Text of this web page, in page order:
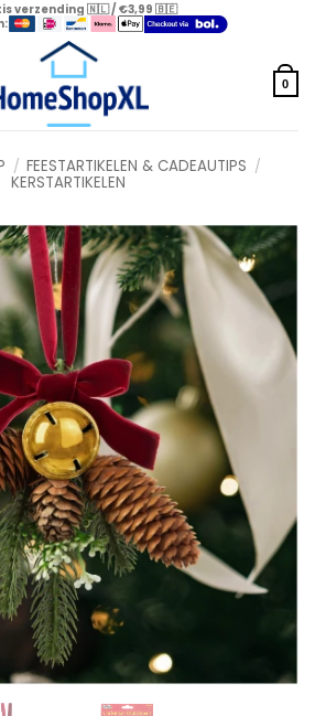
verzending 🇳🇱 / €3,99 🇧🇪
0
/ FEESTARTIKELEN & CADEAUTIPS /
KERSTARTIKELEN